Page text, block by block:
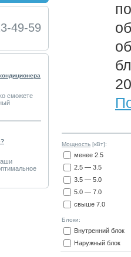
49-59
сможете
Мощность [кВт]:
менее 2.5
2.5 — 3.5
3.5 — 5.0
5.0 — 7.0
свыше 7.0
Блоки:
Внутренний блок
Наружный блок